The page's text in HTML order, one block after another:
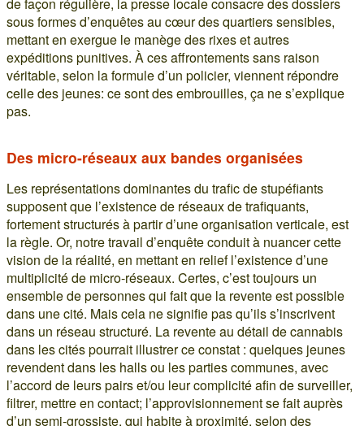
de façon régulière, la presse locale consacre des dossiers
sous formes d’enquêtes au cœur des quartiers sensibles,
mettant en exergue le manège des rixes et autres
expéditions punitives. À ces affrontements sans raison
véritable, selon la formule d’un policier, viennent répondre
celle des jeunes: ce sont des embrouilles, ça ne s’explique
pas.
Des micro-réseaux aux bandes organisées
Les représentations dominantes du trafic de stupéfiants
supposent que l’existence de réseaux de trafiquants,
fortement structurés à partir d’une organisation verticale, est
la règle. Or, notre travail d’enquête conduit à nuancer cette
vision de la réalité, en mettant en relief l’existence d’une
multiplicité de micro-réseaux. Certes, c’est toujours un
ensemble de personnes qui fait que la revente est possible
dans une cité. Mais cela ne signifie pas qu’ils s’inscrivent
dans un réseau structuré. La revente au détail de cannabis
dans les cités pourrait illustrer ce constat : quelques jeunes
revendent dans les halls ou les parties communes, avec
l’accord de leurs pairs et/ou leur complicité afin de surveiller,
filtrer, mettre en contact; l’approvisionnement se fait auprès
d’un semi-grossiste, qui habite à proximité, selon des